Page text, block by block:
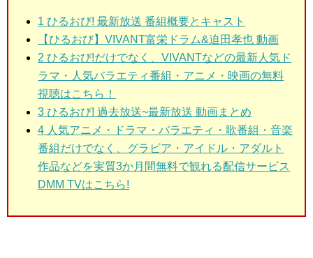
1 ひるおび! 最新放送 番組概要とキャスト
【ひるおび】VIVANT富栄ドラム&迫田孝也 動画
2 ひるおび!だけでなく、VIVANTなどの最新人気ド
ラマ・人気バラエティ番組・アニメ・映画の無料
視聴はこちら！
3 ひるおび! 過去放送~最新放送 動画まとめ
4 人気アニメ・ドラマ・バラエティ・歌番組・音楽
番組だけでなく、グラビア・アイドル・アダルト
作品などを実質3か月間無料で観れる配信サービス
DMM TVはこちら!